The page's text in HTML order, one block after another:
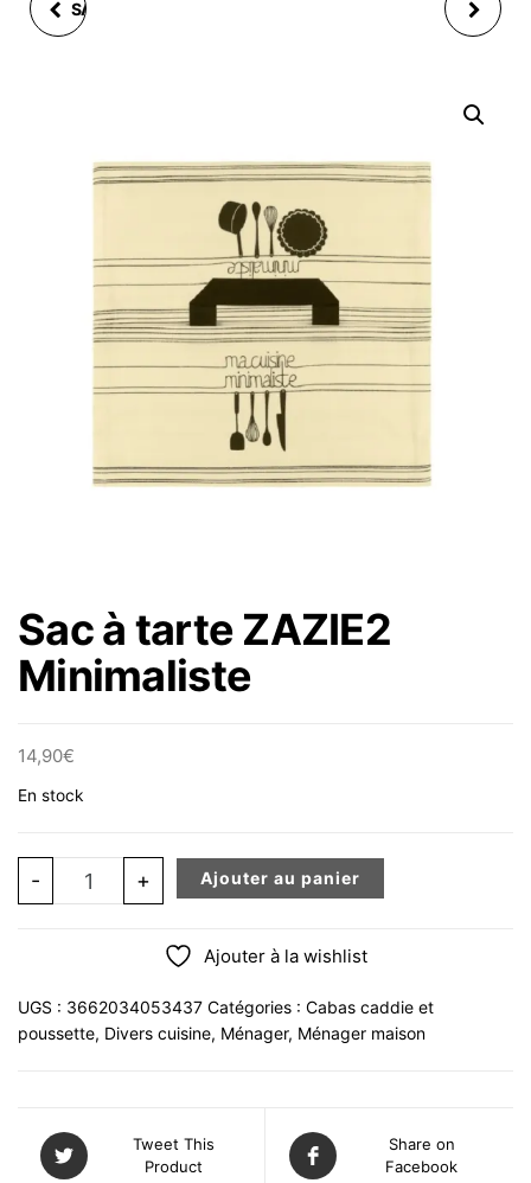
SAC À TARTE ZAZIE2 A SAC À TARTE ZAZIE2
Sac à tarte ZAZIE2
Minimaliste
14,90€
En stock
- quantité de Sac à tarte ZAZIE2 Minimaliste
+ Ajouter au panier
Ajouter à la wishlist
UGS : 3662034053437 Catégories : Cabas caddie et
poussette, Divers cuisine, Ménager, Ménager maison
Tweet This
Product
Share on
Facebook